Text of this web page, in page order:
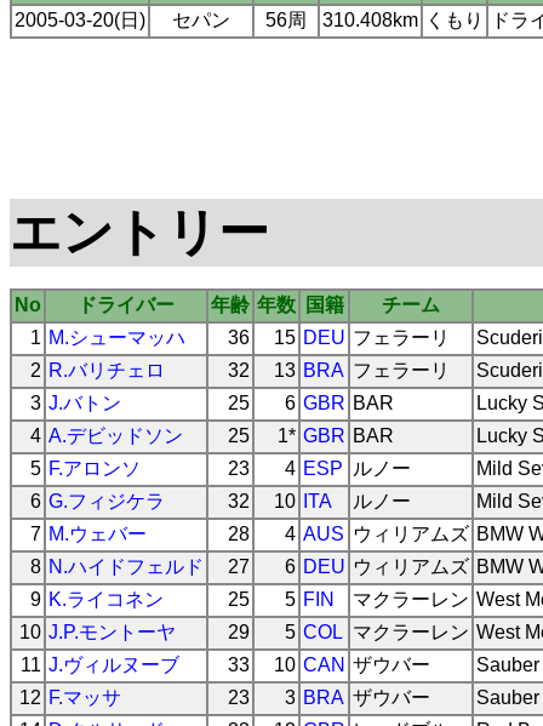
2005-03-20(日)
セパン 56周 310.408km くもり ドラ
エントリー
No ドライバー 年齢 年数 国籍
チーム
1 M.シューマッハ 36 15 DEU フェラーリ
2 R.バリチェロ 32 13 BRA フェラーリ
3 J.バトン 25 6 GBR BAR
Lucky
4 A.デビッドソン 25 1* GBR BAR
Lucky
5 F.アロンソ 23 4 ESP ルノー
Mild
6 G.フィジケラ 32 10 ITA ルノー
Mild
7 M.ウェバー 28 4 AUS ウィリアムズ BMW
8 N.ハイドフェルド 27 6 DEU ウィリアムズ BMW
9 K.ライコネン 25 5 FIN マクラーレン West
10 J.P.モントーヤ 29 5 COL マクラーレン West
11 J.ヴィルヌーブ 33 10 CAN ザウバー
12 F.マッサ 23 3 BRA ザウバー